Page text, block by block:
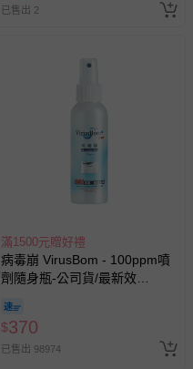
已售出 2
滿1500元贈好禮
病毒崩 VirusBom - 100ppm噴
劑隨身瓶-公司貨/最新效
$370
已售出 98974